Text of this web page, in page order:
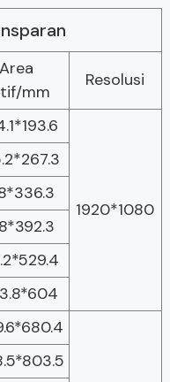
Area
mm
Resolusi
1920*1080